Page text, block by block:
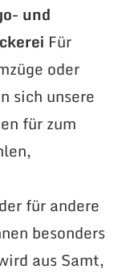
und
Für
oder
sich unsere
für zum
für andere
besonders
aus Samt,